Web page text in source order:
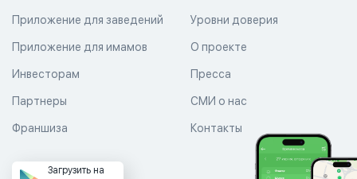
Уровни доверия
Приложение для заведений
Приложение для имамов О проекте
Пресса
СМИ о нас
Контакты
Инвесторам
Партнеры
Франшиза
Загрузить на